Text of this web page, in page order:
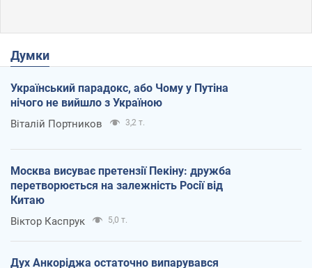
Думки
Український парадокс, або Чому у Путіна
нічого не вийшло з Україною
Віталій Портников 3,2 т.
Москва висуває претензії Пекіну: дружба
перетворюється на залежність Росії від
Китаю
Віктор Каспрук 5,0 т.
Дух Анкоріджа остаточно випарувався